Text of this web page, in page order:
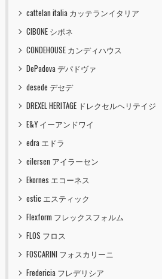
cattelan italia カッテランイタリア
CIBONE シボネ
CONDEHOUSE カンディハウス
DePadova デパドヴァ
desede デセデ
DREXEL HERITAGE ドレクセルヘリテイジ
E&Y イーアンドワイ
edra エドラ
eilersen アイラーセン
Ekornes エコーネス
estic エスティック
Flexform フレックスフォルム
FLOS フロス
FOSCARINI フォスカリーニ
Fredericia フレデリシア